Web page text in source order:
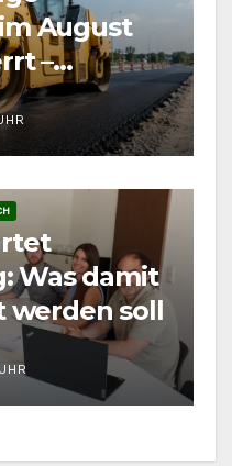
August
–
Was damit
werden soll